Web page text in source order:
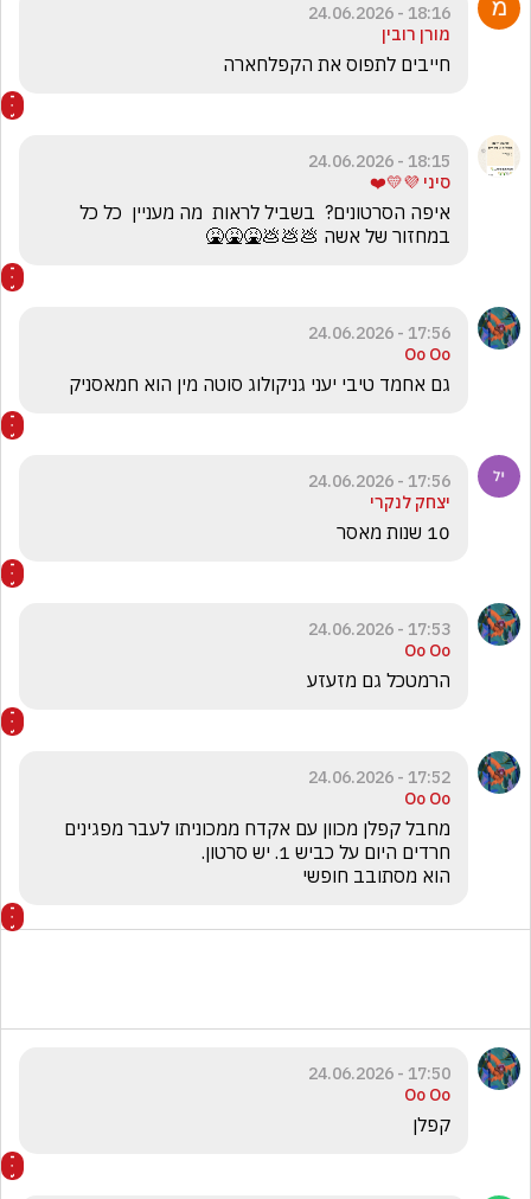
18:16 - 24.06.2026
מורן רובין
חייבים לתפוס את הקפלחארה
18:15 - 24.06.2026
סיני 💜💛❤️
במחזור של אשה 💩💩💩🤮🤮🤮
17:56 - 24.06.2026
Oo Oo
גם אחמד טיבי יעני גניקולוג סוטה מין הוא חמאסניק
17:56 - 24.06.2026
יצחק לנקרי
10 שנות מאסר
17:53 - 24.06.2026
Oo Oo
הרמטכל גם מזעזע
17:52 - 24.06.2026
Oo Oo
הוא מסתובב חופשי
17:50 - 24.06.2026
Oo Oo
קפלן